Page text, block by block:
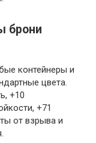
брони
контейнеры и
цвета.
+10
+71
от взрыва и